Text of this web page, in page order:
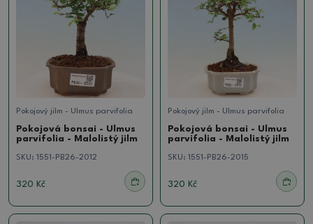
Pokojový jilm - Ulmus parvifolia
Pokojová bonsai - Ulmus
parvifolia - Malolistý jilm
SKU: 1551-PB26-2012
320 Kč
Pokojový jilm - Ulmus parvifolia
Pokojová bonsai - Ulmus
parvifolia - Malolistý jilm
SKU: 1551-PB26-2015
320 Kč